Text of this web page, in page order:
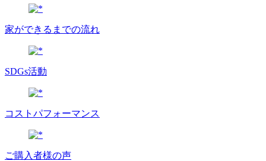
家ができるまでの流れ
SDGs活動
コストパフォーマンス
ご購入者様の声